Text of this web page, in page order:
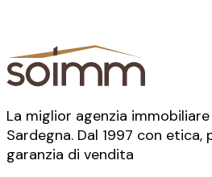
La miglior agenzia
Sardegna. Dal 1997 con
garanzia di vendita